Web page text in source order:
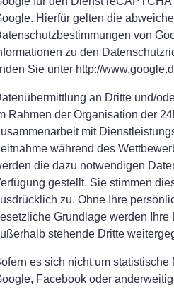
Hierfür gelten die
von
zu den
Sie unter http://
an Dritte und/
Rahmen der Organisation der
mit
während des
die dazu notwendigen
gestellt. Sie stimmen
zu. Ohne Ihre
Grundlage werden Ihre
stehende Dritte
es sich nicht um statistische
Facebook oder